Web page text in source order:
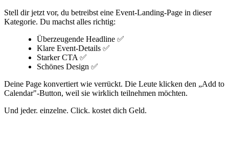
Stell dir jetzt vor, du betreibst eine Event-Landing-Page in dieser
Kategorie. Du machst alles richtig:
Überzeugende Headline ✅
Klare Event-Details ✅
Starker CTA ✅
Schönes Design ✅
Deine Page konvertiert wie verrückt. Die Leute klicken den „Add to
Calendar"-Button, weil sie wirklich teilnehmen möchten.
Und jeder. einzelne. Click. kostet dich Geld.